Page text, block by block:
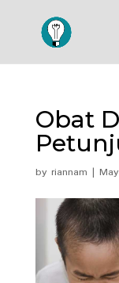
Obat
by riannam |